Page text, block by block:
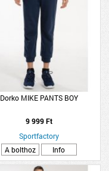
Dorko MIKE PANTS BOY
9 999 Ft
Sportfactory
A bolthoz
Info